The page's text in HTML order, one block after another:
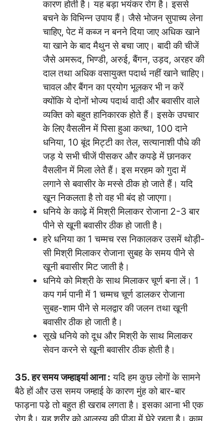
कारण होती है। यह बड़ा भयंकर रोग है। इससे
बचने के विभिन्न उपाय हैं। जैसे भोजन सुपाच्य लेना
चाहिए, पेट में कब्ज न बनने दिया जाए अधिक खाने
या खाने के बाद मैथुन से बचा जाए। बादी की चीजें
जैसे अमरूद, भिण्डी, अरुई, बैंगन, उड़द, अरहर की
दाल तथा अधिक वसायुक्त पदार्थ नहीं खाने चाहिए।
चावल और बैंगन का प्रयोग भूलकर भी न करें
क्योंकि ये दोनों भोज्य पदार्थ वादी और बवासीर वाले
व्यक्ति को बहुत हानिकारक होते हैं। इसके उपचार
के लिए वैसलीन में पिसा हुआ कत्था, 100 दाने
धनिया, 10 बूंद मिट्टी का तेल, सत्यानाशी पौधे की
जड़ ये सभी चीजें पीसकर और कपडे़ में छानकर
वैसलीन में मिला लेते हैं। इस मरहम को गुदा में
लगाने से बवासीर के मस्से ठीक हो जाते हैं। यदि
खून निकलता है तो वह भी बंद हो जाएगा।
धनिये के काढ़े में मिश्री मिलाकर रोजाना 2-3 बार
पीने से खूनी बवासीर ठीक हो जाती है।
हरे धनिया का 1 चम्मच रस निकालकर उसमें थोड़ी-
सी मिश्री मिलाकर रोजाना सुबह के समय पीने से
खूनी बवासीर मिट जाती है।
धनिये को मिश्री के साथ मिलाकर चूर्ण बना लें। 1
कप गर्म पानी में 1 चम्मच चूर्ण डालकर रोजाना
सुबह-शाम पीने से मलद्वार की जलन तथा खूनी
बवासीर ठीक हो जाती है।
सूखे धनिये को दूध और मिश्री के साथ मिलाकर
सेवन करने से खूनी बवासीर ठीक होती है।
35. हर समय जम्हाइयां आना : यदि हम कुछ लोगों के सामने
बैठे हों और उस समय जम्हाई के कारण मुंह को बार-बार
फाड़ना पडे़ तो बहुत ही खराब लगता है। इसका आना भी एक